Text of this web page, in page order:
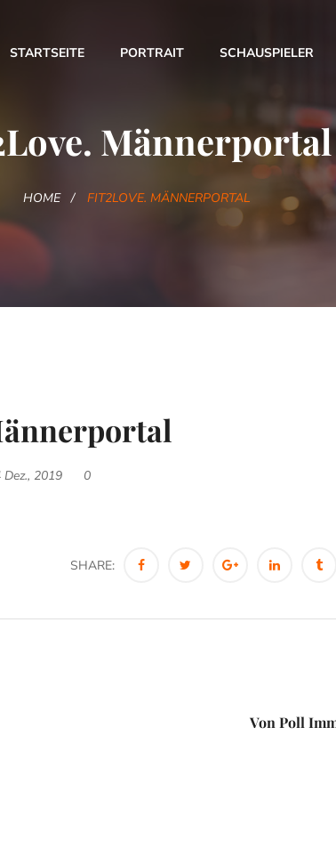
STARTSEITE PORTRAIT SCHAUSPIELER
Männerportal
HOME FIT2LOVE. MÄNNERPORTAL
Dez., 2019 0
SHARE:
Von Poll